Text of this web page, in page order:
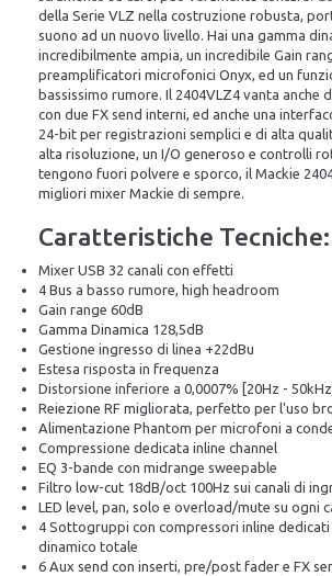
della Serie VLZ nella costruzione robusta,
suono ad un nuovo livello. Hai una gamma
incredibilmente ampia, un incredibile Gain
preamplificatori microfonici Onyx, ed un
bassissimo rumore. Il 2404VLZ4 vanta anche
con due FX send interni, ed anche una
24-bit per registrazioni semplici e di alta
alta risoluzione, un I/O generoso e controlli
tengono fuori polvere e sporco, il Mackie
migliori mixer Mackie di sempre.
Caratteristiche Tecniche:
Mixer USB 32 canali con effetti
4 Bus a basso rumore, high headroom
Gain range 60dB
Gamma Dinamica 128,5dB
Gestione ingresso di linea +22dBu
Estesa risposta in frequenza
Distorsione inferiore a 0,0007% [20Hz - 50kHz]
Reiezione RF migliorata, perfetto per l'uso
Alimentazione Phantom per microfoni a
Compressione dedicata inline channel
EQ 3-bande con midrange sweepable
Filtro low-cut 18dB/oct 100Hz sui canali di
LED level, pan, solo e overload/mute su ogni
4 Sottogruppi con compressori inline
dinamico totale
6 Aux send con inserti, pre/post fader e FX